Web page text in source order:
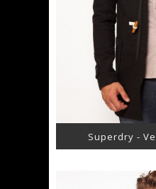
Superdry -